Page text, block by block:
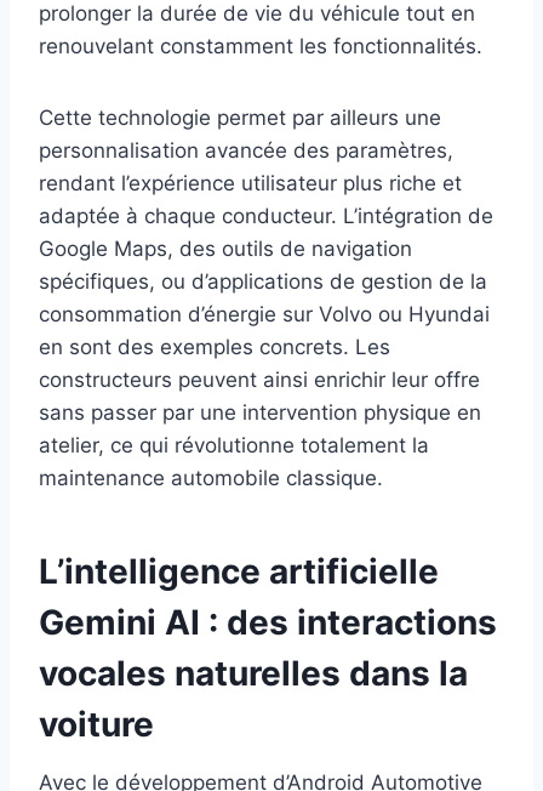
prolonger la durée de vie du véhicule tout en
renouvelant constamment les fonctionnalités.
Cette technologie permet par ailleurs une
personnalisation avancée des paramètres,
rendant l’expérience utilisateur plus riche et
adaptée à chaque conducteur. L’intégration de
Google Maps, des outils de navigation
spécifiques, ou d’applications de gestion de la
consommation d’énergie sur Volvo ou Hyundai
en sont des exemples concrets. Les
constructeurs peuvent ainsi enrichir leur offre
sans passer par une intervention physique en
atelier, ce qui révolutionne totalement la
maintenance automobile classique.
L’intelligence artificielle
Gemini AI : des interactions
vocales naturelles dans la
voiture
Avec le développement d’Android Automotive